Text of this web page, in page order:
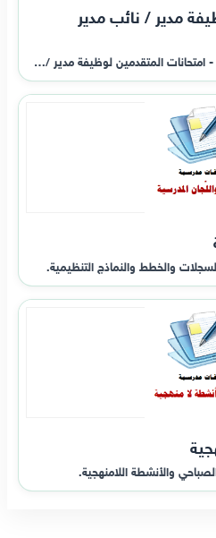
مدير / نائب مدير
- امتحانات المتقدمين لوظيفة مدير /…
والخطط والنماذج التنظيمية.
والأنشطة اللامنهجية.